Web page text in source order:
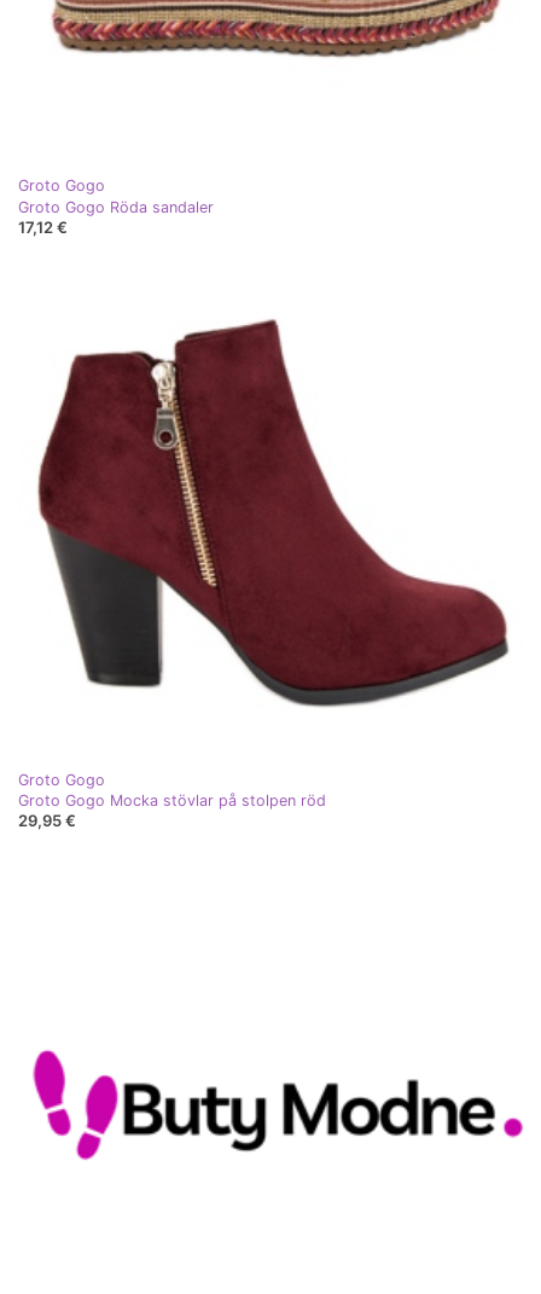
Groto Gogo
Groto Gogo Röda sandaler
17,12 €
Groto Gogo
Groto Gogo Mocka stövlar på stolpen röd
29,95 €